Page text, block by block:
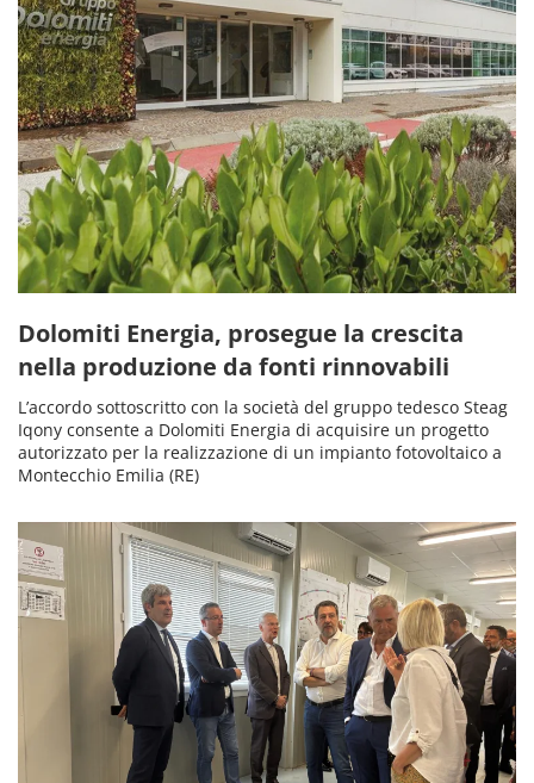
Dolomiti Energia, prosegue la crescita
nella produzione da fonti rinnovabili
L’accordo sottoscritto con la società del gruppo tedesco Steag
Iqony consente a Dolomiti Energia di acquisire un progetto
autorizzato per la realizzazione di un impianto fotovoltaico a
Montecchio Emilia (RE)